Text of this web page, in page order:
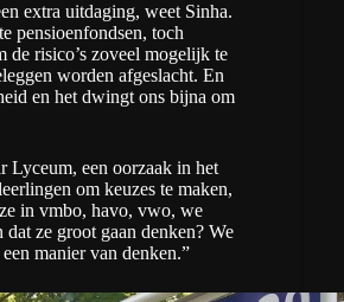
extra uitdaging, weet Sinha.
pensioenfondsen, toch
de risico’s zoveel mogelijk te
worden afgeslacht. En
en het dwingt ons bijna om
Lyceum, een oorzaak in het
om keuzes te maken,
in vmbo, havo, vwo, we
ze groot gaan denken? We
manier van denken.”